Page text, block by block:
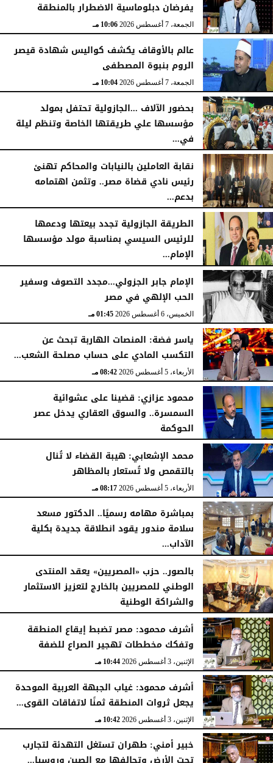
يفرضان دبلوماسية الاضطرار بالمنطقة
الجمعة، 7 أغسطس 2026 10:06 مـ
عالم بالأوقاف يكشف كواليس شهادة قيصر
الروم بنبوة المصطفى
الجمعة، 7 أغسطس 2026 10:04 مـ
بحضور الآلاف ...الجازولية تحتفل بمولد
مؤسسها علي طريقتها الخاصة وتنظم ليلة
في...
الجمعة، 7 أغسطس 2026
نقابة العاملين بالنيابات والمحاكم تهنئ
رئيس نادي قضاة مصر.. وتثمن اهتمامه
بدعم...
الخميس، 6 أغسطس 2026
الطريقة الجازولية تجدد بيعتها ودعمها
للرئيس السيسي بمناسبة مولد مؤسسها
الإمام...
الخميس، 6 أغسطس 2026
الإمام جابر الجزولي...مجدد التصوف وسفير
الحب الإلهي في مصر
الخميس، 6 أغسطس 2026 01:45 مـ
ياسر فضة: المنصات الهاربة تبحث عن
التكسب المادي على حساب مصلحة الشعب...
الأربعاء، 5 أغسطس 2026 08:42 مـ
محمود عزازي: قضينا على عشوائية
السمسرة.. والسوق العقاري يدخل عصر
الحوكمة
الأربعاء، 5 أغسطس 2026
محمد الإشعابي: هيبة القضاء لا تُنال
بالتقمص ولا تُستعار بالمظاهر
الأربعاء، 5 أغسطس 2026 08:17 مـ
بمباشرة مهامه رسميًا.. الدكتور مسعد
سلامة مندور يقود انطلاقة جديدة بكلية
الآداب...
الأربعاء، 5 أغسطس 2026
بالصور.. حزب «المصريين» يعقد المنتدى
الوطني للمصريين بالخارج لتعزيز الاستثمار
والشراكة الوطنية
الثلاثاء، 4 أغسطس 2026
أشرف محمود: مصر تضبط إيقاع المنطقة
وتفكك مخططات تهجير الصراع للضفة
الإثنين، 3 أغسطس 2026 10:44 مـ
أشرف محمود: غياب الجبهة العربية الموحدة
يجعل ثروات المنطقة ثمنًا لاتفاقات القوى...
الإثنين، 3 أغسطس 2026 10:42 مـ
خبير أمني: طهران تستغل التهدئة لتجارب